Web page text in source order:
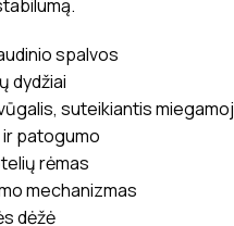
spalvos
dydžiai
suteikiantis
patogumo
rėmas
mechanizmas
dėžė